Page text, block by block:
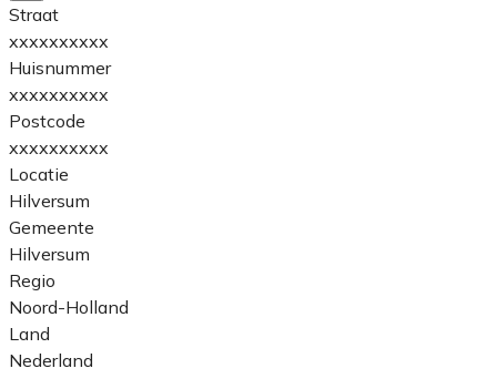
Straat
xxxxxxxxxx
Huisnummer
xxxxxxxxxx
Postcode
xxxxxxxxxx
Locatie
Hilversum
Gemeente
Hilversum
Regio
Noord-Holland
Land
Nederland